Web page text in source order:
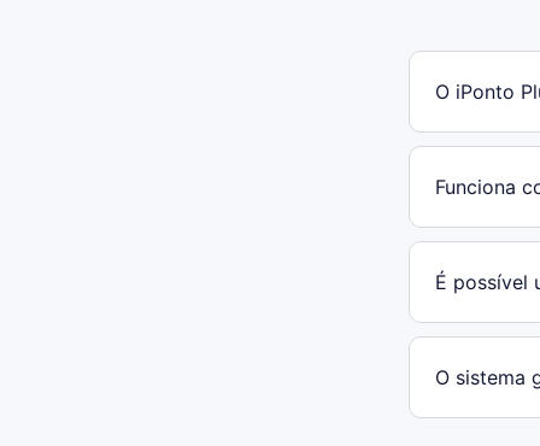
O iPonto
Funciona
É possível
O sistema